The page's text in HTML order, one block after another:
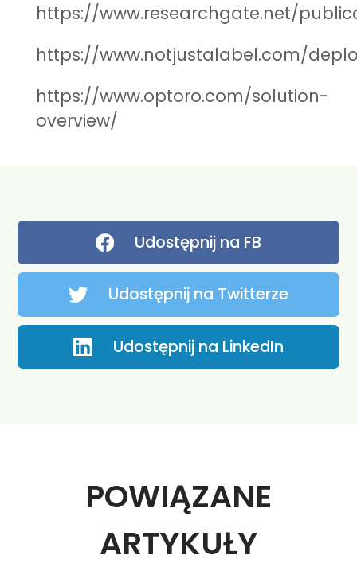
https://www.researchgate.net/
https://www.notjustalabel.com/
https://www.optoro.com/solution-
overview/
Udostępnij na FB
Udostępnij na Twitterze
Udostępnij na LinkedIn
POWIĄZANE
ARTYKUŁY